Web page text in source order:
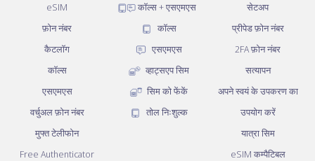
eSIM
फ़ोन नंबर
कैटलॉग
कॉल्स
एसएमएस
वर्चुअल फ़ोन नंबर
मुफ्त टेलीफोन
Free Authenticator
कॉल्स + एसएमएस
कॉल्स
एसएमएस
व्हाट्सएप सिम
सिम को फेंकें
तोल निःशुल्क
सेटअप
प्रीपेड फ़ोन नंबर
2FA फ़ोन नंबर
सत्यापन
अपने स्वयं के उपकरण का
उपयोग करें
यात्रा सिम
eSIM कम्पैटिबल